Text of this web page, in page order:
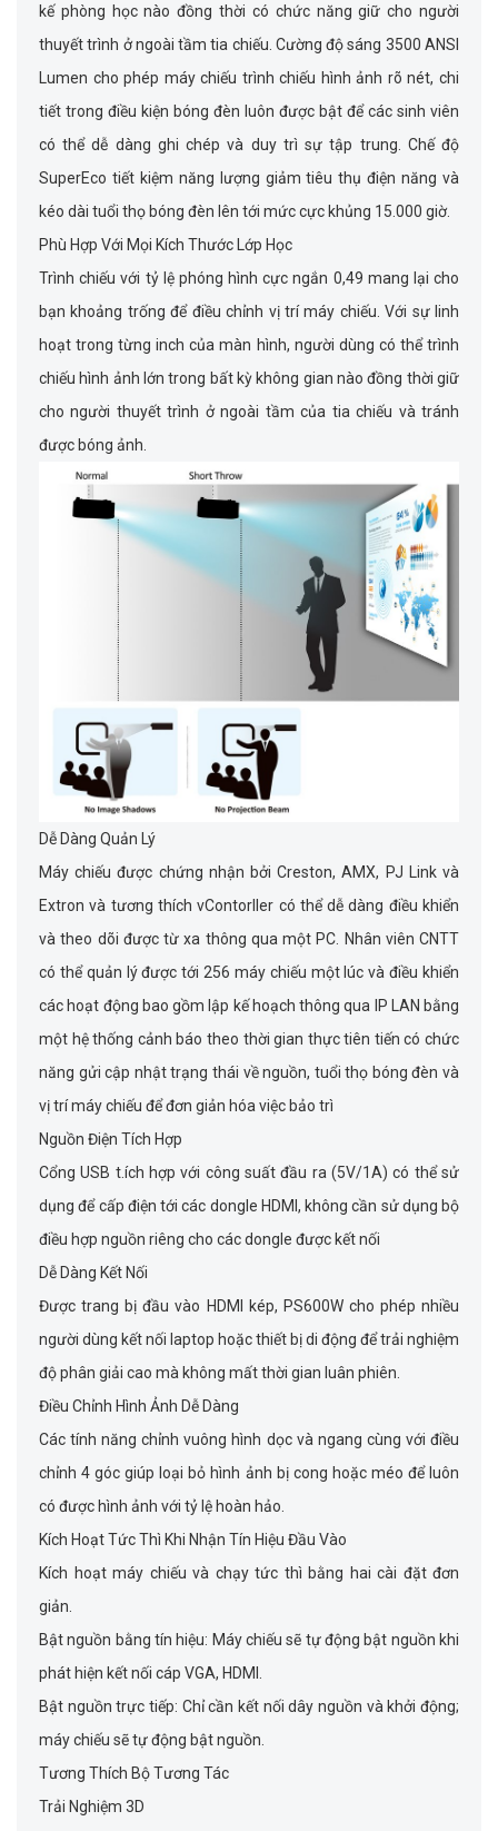
kế phòng học nào đồng thời có chức năng giữ cho người
thuyết trình ở ngoài tầm tia chiếu. Cường độ sáng 3500 ANSI
Lumen cho phép máy chiếu trình chiếu hình ảnh rõ nét, chi
tiết trong điều kiện bóng đèn luôn được bật để các sinh viên
có thể dễ dàng ghi chép và duy trì sự tập trung. Chế độ
SuperEco tiết kiệm năng lượng giảm tiêu thụ điện năng và
kéo dài tuổi thọ bóng đèn lên tới mức cực khủng 15.000 giờ.
Phù Hợp Với Mọi Kích Thước Lớp Học
Trình chiếu với tỷ lệ phóng hình cực ngắn 0,49 mang lại cho
bạn khoảng trống để điều chỉnh vị trí máy chiếu. Với sự linh
hoạt trong từng inch của màn hình, người dùng có thể trình
chiếu hình ảnh lớn trong bất kỳ không gian nào đồng thời giữ
cho người thuyết trình ở ngoài tầm của tia chiếu và tránh
được bóng ảnh.
Dễ Dàng Quản Lý
Máy chiếu được chứng nhận bởi Creston, AMX, PJ Link và
Extron và tương thích vContorller có thể dễ dàng điều khiển
và theo dõi được từ xa thông qua một PC. Nhân viên CNTT
có thể quản lý được tới 256 máy chiếu một lúc và điều khiển
các hoạt động bao gồm lập kế hoạch thông qua IP LAN bằng
một hệ thống cảnh báo theo thời gian thực tiên tiến có chức
năng gửi cập nhật trạng thái về nguồn, tuổi thọ bóng đèn và
vị trí máy chiếu để đơn giản hóa việc bảo trì
Nguồn Điện Tích Hợp
Cổng USB t.ích hợp với công suất đầu ra (5V/1A) có thể sử
dụng để cấp điện tới các dongle HDMI, không cần sử dụng bộ
điều hợp nguồn riêng cho các dongle được kết nối
Dễ Dàng Kết Nối
Được trang bị đầu vào HDMI kép, PS600W cho phép nhiều
người dùng kết nối laptop hoặc thiết bị di động để trải nghiệm
độ phân giải cao mà không mất thời gian luân phiên.
Điều Chỉnh Hình Ảnh Dễ Dàng
Các tính năng chỉnh vuông hình dọc và ngang cùng với điều
chỉnh 4 góc giúp loại bỏ hình ảnh bị cong hoặc méo để luôn
có được hình ảnh với tỷ lệ hoàn hảo.
Kích Hoạt Tức Thì Khi Nhận Tín Hiệu Đầu Vào
Kích hoạt máy chiếu và chạy tức thì bằng hai cài đặt đơn
giản.
Bật nguồn bằng tín hiệu: Máy chiếu sẽ tự động bật nguồn khi
phát hiện kết nối cáp VGA, HDMI.
Bật nguồn trực tiếp: Chỉ cần kết nối dây nguồn và khởi động;
máy chiếu sẽ tự động bật nguồn.
Tương Thích Bộ Tương Tác
Trải Nghiệm 3D